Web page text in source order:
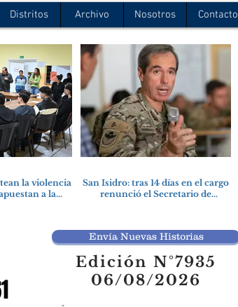
Distritos Archivo Nosotros Contacto
la violencia
a la
San Isidro: tras 14 días en el cargo
renunció el Secretario de
Envía Nuevas Historias
Edición N°7935
06/08/2026